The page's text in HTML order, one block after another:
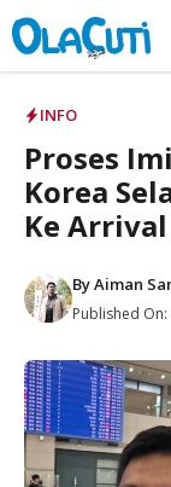
Skip
to
content
INFO
Proses
Korea
Ke
ByAiman
Published On: